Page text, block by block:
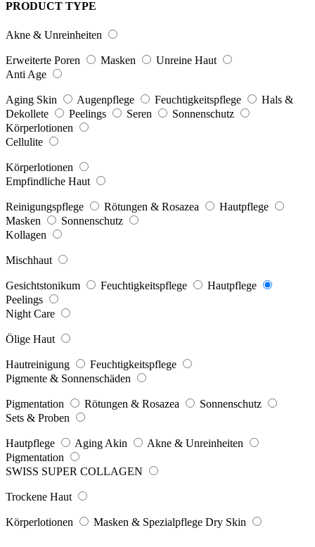
PRODUCT TYPE
Akne & Unreinheiten
Erweiterte Poren Masken
Unreine Haut
Anti Age
Aging Skin Augenpflege Feuchtigkeitspflege
Hals &
Dekollete
Peelings Seren
Sonnenschutz
Körperlotionen
Cellulite
Körperlotionen
Empfindliche Haut
Reinigungspflege Rötungen & Rosazea
Hautpflege
Masken
Sonnenschutz
Kollagen
Mischhaut
Gesichtstonikum Feuchtigkeitspflege
Hautpflege
Peelings
Night Care
Ölige Haut
Hautreinigung
Feuchtigkeitspflege
Pigmente & Sonnenschäden
Pigmentation Rötungen & Rosazea
Sonnenschutz
Sets & Proben
Hautpflege Aging Akin
Akne & Unreinheiten
Pigmentation
SWISS SUPER COLLAGEN
Trockene Haut
Körperlotionen Masken & Spezialpflege Dry Skin